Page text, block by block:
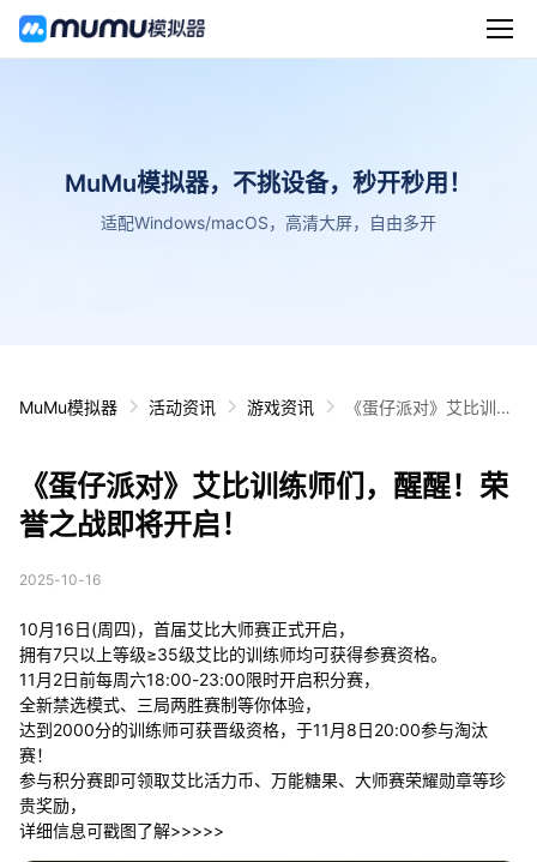
MuMu模拟器，不挑设备，秒开秒用！
适配Windows/macOS，高清大屏，自由多开
MuMu模拟器 活动资讯 游戏资讯
《蛋仔派对》艾比训练
《蛋仔派对》艾比训练师们，醒醒！荣
誉之战即将开启！
2025-10-16
10月16日(周四)，首届艾比大师赛正式开启，
拥有7只以上等级≥35级艾比的训练师均可获得参赛资格。
11月2日前每周六18:00-23:00限时开启积分赛，
全新禁选模式、三局两胜赛制等你体验，
达到2000分的训练师可获晋级资格，于11月8日20:00参与淘汰
赛！
参与积分赛即可领取艾比活力币、万能糖果、大师赛荣耀勋章等珍
贵奖励，
详细信息可戳图了解>>>>>